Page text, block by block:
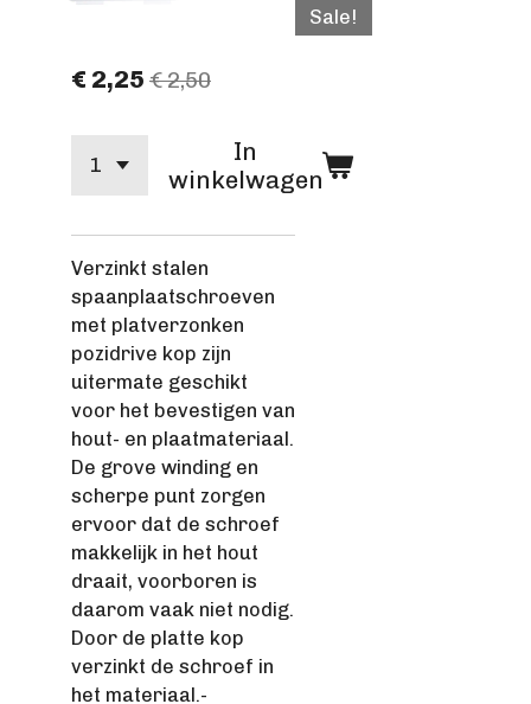
Sale!
€ 2,25 € 2,50
In
winkelwagen
Verzinkt stalen
spaanplaatschroeven
met platverzonken
pozidrive kop zijn
uitermate geschikt
voor het bevestigen van
hout- en plaatmateriaal.
De grove winding en
scherpe punt zorgen
ervoor dat de schroef
makkelijk in het hout
draait, voorboren is
daarom vaak niet nodig.
Door de platte kop
verzinkt de schroef in
het materiaal.-